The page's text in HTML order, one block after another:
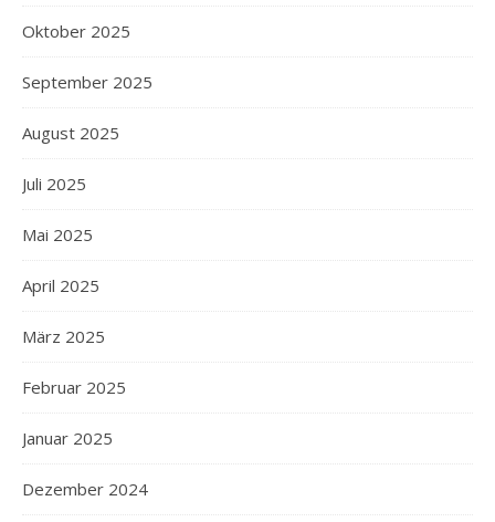
Oktober 2025
September 2025
August 2025
Juli 2025
Mai 2025
April 2025
März 2025
Februar 2025
Januar 2025
Dezember 2024